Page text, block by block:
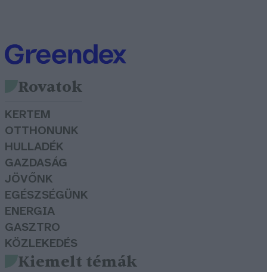
Rovatok
KERTEM
OTTHONUNK
HULLADÉK
GAZDASÁG
JÖVŐNK
EGÉSZSÉGÜNK
ENERGIA
GASZTRO
KÖZLEKEDÉS
Kiemelt témák